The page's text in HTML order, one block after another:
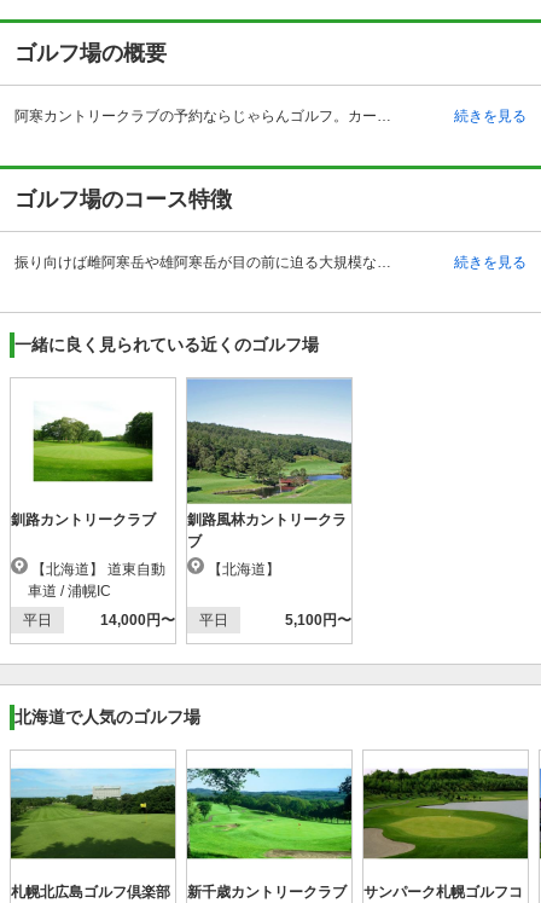
ゴルフ場の概要
阿寒カントリークラブの予約ならじゃらんゴルフ。カートの有無や利用税、キャンセル料、ナイター設備、駐車場などのコース情報はもちろん、口コミ、フォトギャラリーなどコースの難易度や攻略に役立つ情報充実、予約する度にポイントが貯まるのでお得にゴルフをお楽しみ頂けます。 北海道釧路市の阿寒カントリークラブは、釧路インターチェンジから車で約40分、釧路空港からタクシーで約20分の場所にあるゴルフ場です。道東の玄関口、釧路からもアクセスがよいことから、道内だけでなく、全国からゴルファーが訪れます。土肥勇氏と富沢誠造氏の設計により昭和47年に開場した長い歴史を誇ります。遠くは太平洋を眺め、雌阿寒岳、雄阿寒岳を背負い、タンチョウ、エゾシカが顔を見せるなど北海道らしい雄大な環境にあります。フラットな大地につくられ、シラカバ・えぞ松・サクラ・にれ等、20数種の自然林の中にレイアウトされています。クラブハウスには、レストラン、コンペルーム、フロント、浴室、ロッカールームを完備。レストランでは和洋中のバラエティに富んだメニューがいただけます。 続きを見る
ゴルフ場のコース特徴
振り向けば雌阿寒岳や雄阿寒岳が目の前に迫る大規模な27ホールの林間コースです。ピリカコース、まりもコース、丹頂コースの各9ホールが、それぞれに個性的に競演したバラエティに富んだつくりとなっています。ピリカコースの5番は、左ドッグレッグのミドルホール。左にOBがあり、左コーナーぎりぎりがねらい目です。まりもコースの8番は、池越えのショートホール。グリーン脇に3つのバンカーがあるので注意が必要です。丹頂コースの1番は、豪快にティショットを放ちたいロング。しかし、左右に林があるので、少し慎重さもほしいところです。グリーンの左手前に急斜面があり、奥に転ぶとアプローチが難しくなります。2番は、難易度の高いミドルホールです。右サイドにOB、左右の林を考えてやや右に狙うのがよいでしょう。 続きを見る
一緒に良く見られている近くのゴルフ場
釧路カントリークラブ
車道 / 浦幌IC
平日
14,000円〜
釧路風林カントリークラ
ブ
【北海道】
平日 5,100円〜
北海道で人気のゴルフ場
札幌北広島ゴルフ倶楽部
新千歳カントリークラブ
サンパーク札幌ゴルフコ